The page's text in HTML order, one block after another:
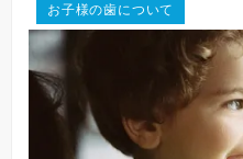
お子様の歯について